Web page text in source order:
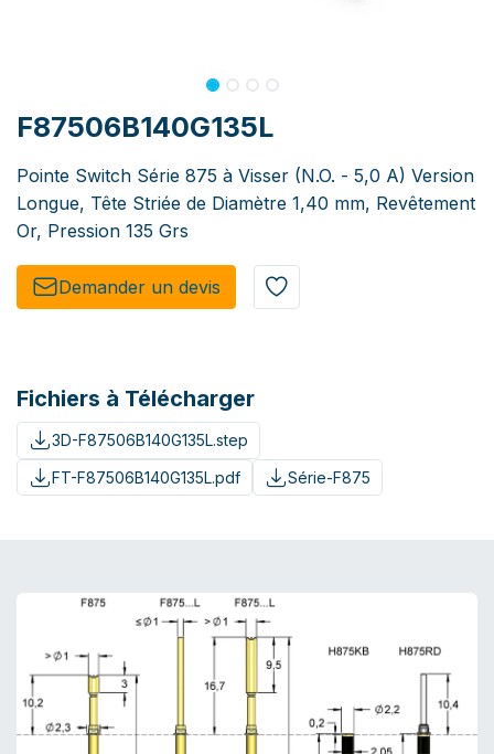
F87506B140G135L
Pointe Switch Série 875 à Visser (N.O. - 5,0 A) Version
Longue, Tête Striée de Diamètre 1,40 mm, Revêtement
Or, Pression 135 Grs
Demander un de​​vis​​
Fichiers à Télécharger
3D-F87506B140G135L.step
FT-F87506B140G135L.pdf
Série-F875